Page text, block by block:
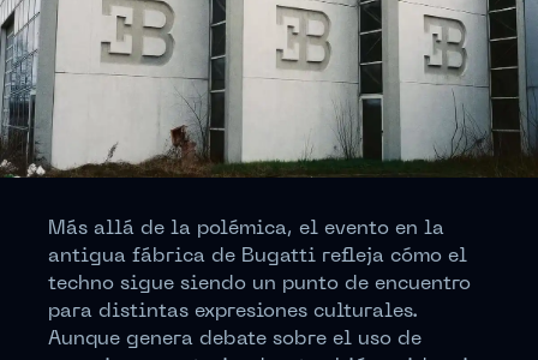
Más allá de la polémica, el evento en la
antigua fábrica de Bugatti refleja cómo el
techno sigue siendo un punto de encuentro
para distintas expresiones culturales.
Aunque genera debate sobre el uso de